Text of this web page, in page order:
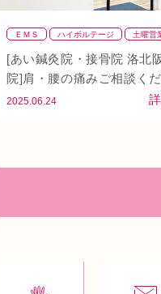
ＥＭＳ ハイボルテージ 土曜営
整骨
肩 背骨矯正 腰
頭痛
首 駅近 骨盤矯正
[あい鍼灸院・接骨院 洛北
院]肩・腰の痛みご相談くだ
2025.06.24